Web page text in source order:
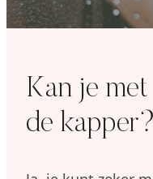
Kan je
de kapper?